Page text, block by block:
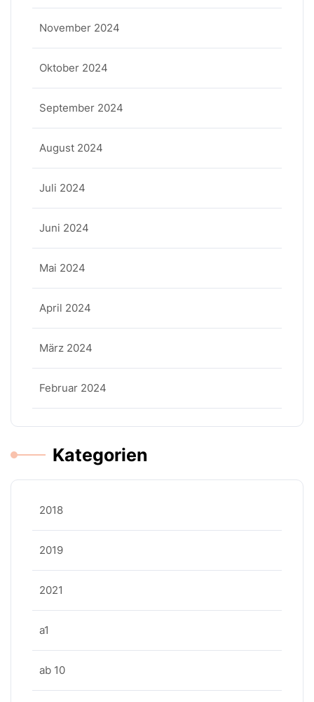
November 2024
Oktober 2024
September 2024
August 2024
Juli 2024
Juni 2024
Mai 2024
April 2024
März 2024
Februar 2024
Kategorien
2018
2019
2021
a1
ab 10